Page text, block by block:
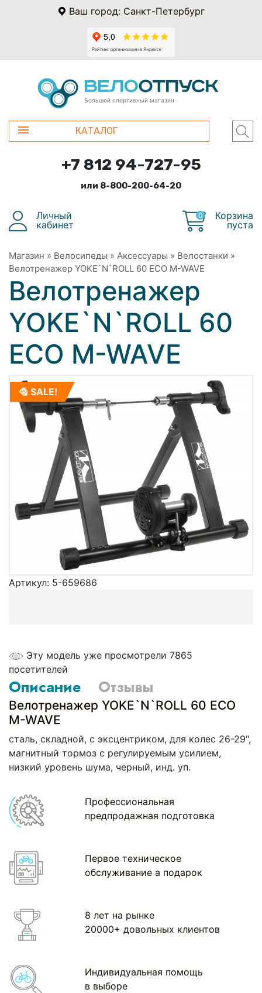
Ваш город: Санкт-Петербург
Большой спортивный магазин
КАТАЛОГ
+7 812 94-727-95
или 8-800-200-64-20
Личный
кабинет
0
Корзина
пуста
Магазин » Велосипеды » Аксессуары » Велостанки »
Велотренажер YOKE`N`ROLL 60 ECO M-WAVE
Велотренажер
YOKE`N`ROLL 60
ECO M-WAVE
SALE!
Артикул: 5-659686
Эту модель уже просмотрели 7865
посетителей
Описание Отзывы
Велотренажер YOKE`N`ROLL 60 ECO
M-WAVE
сталь, складной, с эксцентриком, для колес 26-29",
магнитный тормоз с регулируемым усилием,
низкий уровень шума, черный, инд. уп.
Профессиональная
предпродажная подготовка
Первое техническое
обслуживание а подарок
8 лет на рынке
20000+ довольных клиентов
Индивидуальная помощь
в выборе